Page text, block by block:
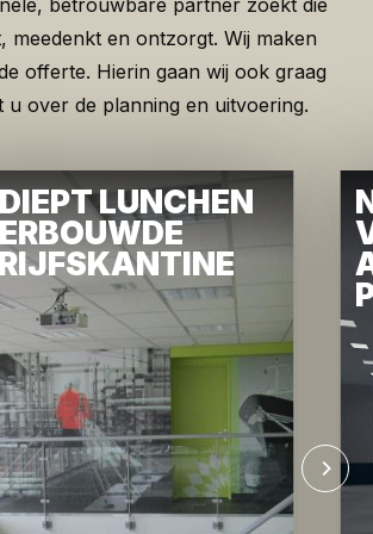
betrouwbare partner zoekt die
meedenkt en ontzorgt. Wij maken
offerte. Hierin gaan wij ook graag
u over de planning en uitvoering.
LUNCHEN